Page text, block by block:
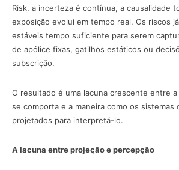
Risk, a incerteza é contínua, a causalidade
exposição evolui em tempo real. Os riscos
estáveis tempo suficiente para serem
de apólice fixas, gatilhos estáticos ou
subscrição.
O resultado é uma lacuna crescente entre
se comporta e a maneira como os sistemas
projetados para interpretá-lo.
A lacuna entre projeção e percepção